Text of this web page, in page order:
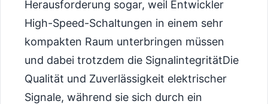
Herausforderung sogar, weil Entwickler
High-Speed-Schaltungen in einem sehr
kompakten Raum unterbringen müssen
und dabei trotzdem die SignalintegritätDie
Qualität und Zuverlässigkeit elektrischer
Signale, während sie sich durch ein